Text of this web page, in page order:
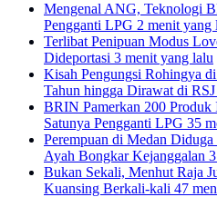
Mengenal ANG, Teknologi
Pengganti LPG 2 menit yang
Terlibat Penipuan Modus
Dideportasi 3 menit yang lalu
Kisah Pengungsi Rohingya
Tahun hingga Dirawat di RSJ
BRIN Pamerkan 200 Produk
Satunya Pengganti LPG 35
Perempuan di Medan
Ayah Bongkar Kejanggalan
Bukan Sekali, Menhut Raja
Kuansing Berkali-kali 47